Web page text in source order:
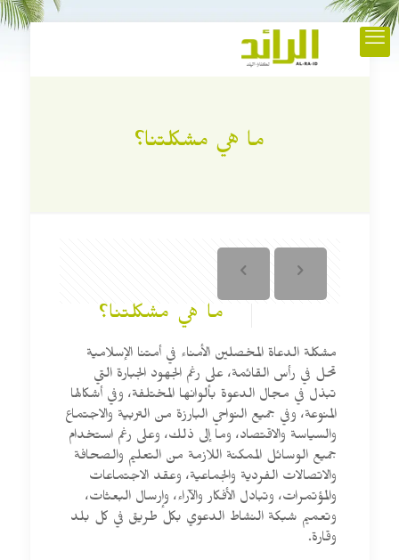
ما هي مشكلتنا؟
ما هي مشكلتنا؟
مشكلة الدعاة المخصلين الأمناء في أمتنا الإسلامية
تحل في رأس القائمة، على رغم الجهود الجبارة التي
تبذل في مجال الدعوة بألوانها المختلفة، وفي أشكالها
المنوعة، وفي جميع النواحي البارزة من التربية والاجتماع
والسياسة والاقتصاد، وما إلى ذلك، وعلى رغم استخدام
جميع الوسائل الممكنة اللازمة من التعليم والصحافة
والاتصالات الفردية والجماعية، وعقد الاجتماعات
والمؤتمرات، وتبادل الأفكار والآراء، وإرسال البعثات،
وتعميم شبكة النشاط الدعوي بكل طريق في كل بلد
وقارة.